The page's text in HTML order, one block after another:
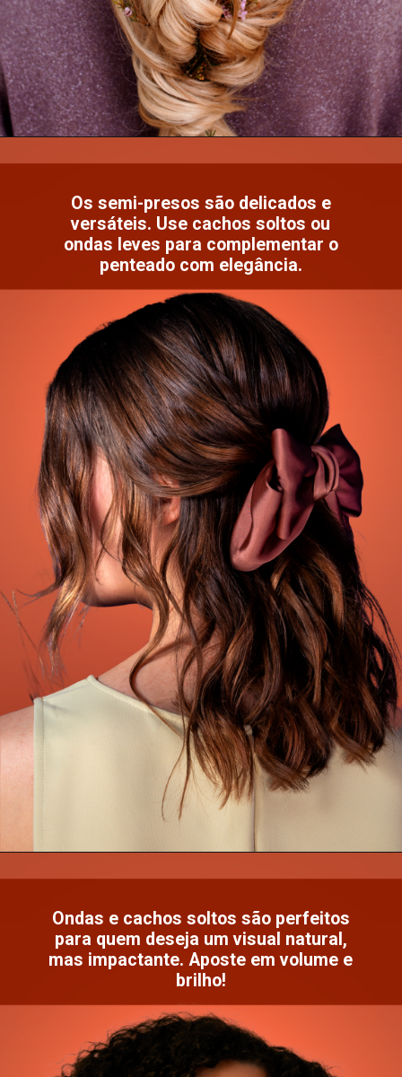
Os semi-presos são delicados e
versáteis. Use cachos soltos ou
ondas leves para complementar o
penteado com elegância.
Ondas e cachos soltos são perfeitos
para quem deseja um visual natural,
mas impactante. Aposte em volume e
brilho!